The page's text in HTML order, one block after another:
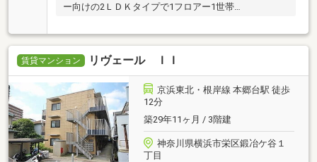
ー向けの2ＬＤＫタイプで1フロアー1世帯…
賃貸マンション リヴェール ＩＩ
京浜東北・根岸線 本郷台駅 徒歩
12分
築29年11ヶ月 / 3階建
神奈川県横浜市栄区鍛冶ケ谷１
丁目